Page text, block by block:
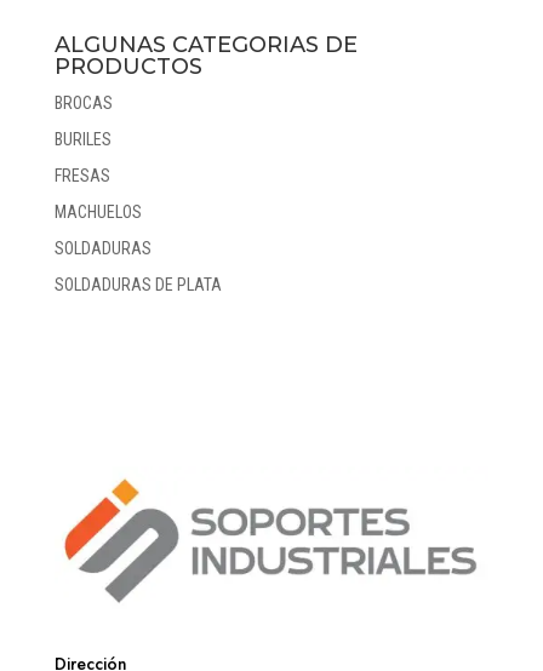
ALGUNAS CATEGORIAS DE
PRODUCTOS
BROCAS
BURILES
FRESAS
MACHUELOS
SOLDADURAS
SOLDADURAS DE PLATA
Dirección